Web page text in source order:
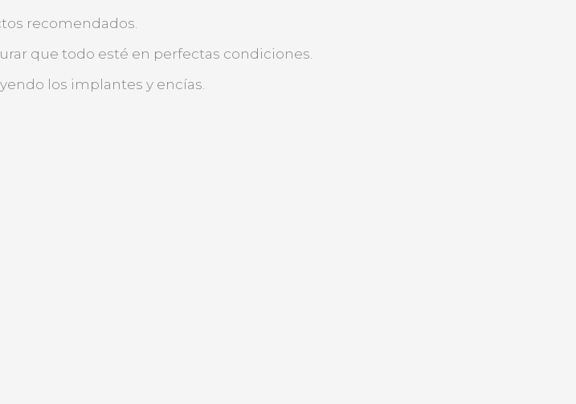
recomendados.
que todo esté en perfectas condiciones.
los implantes y encías.